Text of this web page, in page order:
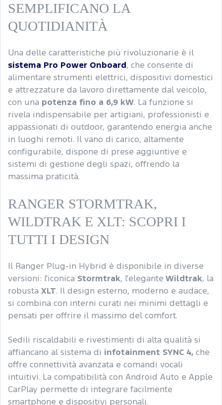
SEMPLIFICANO LA
QUOTIDIANITÀ
Una delle caratteristiche più rivoluzionarie è il
sistema Pro Power Onboard , che consente di
alimentare strumenti elettrici, dispositivi domestici
e attrezzature da lavoro direttamente dal veicolo,
con una potenza fino a 6,9 kW. La funzione si
rivela indispensabile per artigiani, professionisti e
appassionati di outdoor, garantendo energia anche
in luoghi remoti. Il vano di carico, altamente
configurabile, dispone di prese aggiuntive e
sistemi di gestione degli spazi, offrendo la
massima praticità.
RANGER STORMTRAK,
WILDTRAK E XLT: SCOPRI I
TUTTI I DESIGN
Il Ranger Plug-in Hybrid è disponibile in diverse
versioni: l'iconica Stormtrak, l'elegante Wildtrak, la
robusta XLT. Il design esterno, moderno e audace,
si combina con interni curati nei minimi dettagli e
pensati per offrire il massimo del comfort.
Sedili riscaldabili e rivestimenti di alta qualità si
affiancano al sistema di infotainment SYNC 4, che
offre connettività avanzata e comandi vocali
intuitivi. La compatibilità con Android Auto e Apple
CarPlay permette di integrare facilmente
smartphone e dispositivi personali.